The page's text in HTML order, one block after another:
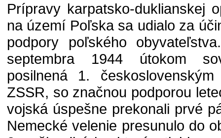
Prípravy karpatsko-duklianskej
na území Poľska sa udialo za
podpory poľského
septembra 1944 útokom
posilnená 1.
ZSSR, so značnou podporou
vojská úspešne prekonali prvé
Nemecké velenie presunulo do